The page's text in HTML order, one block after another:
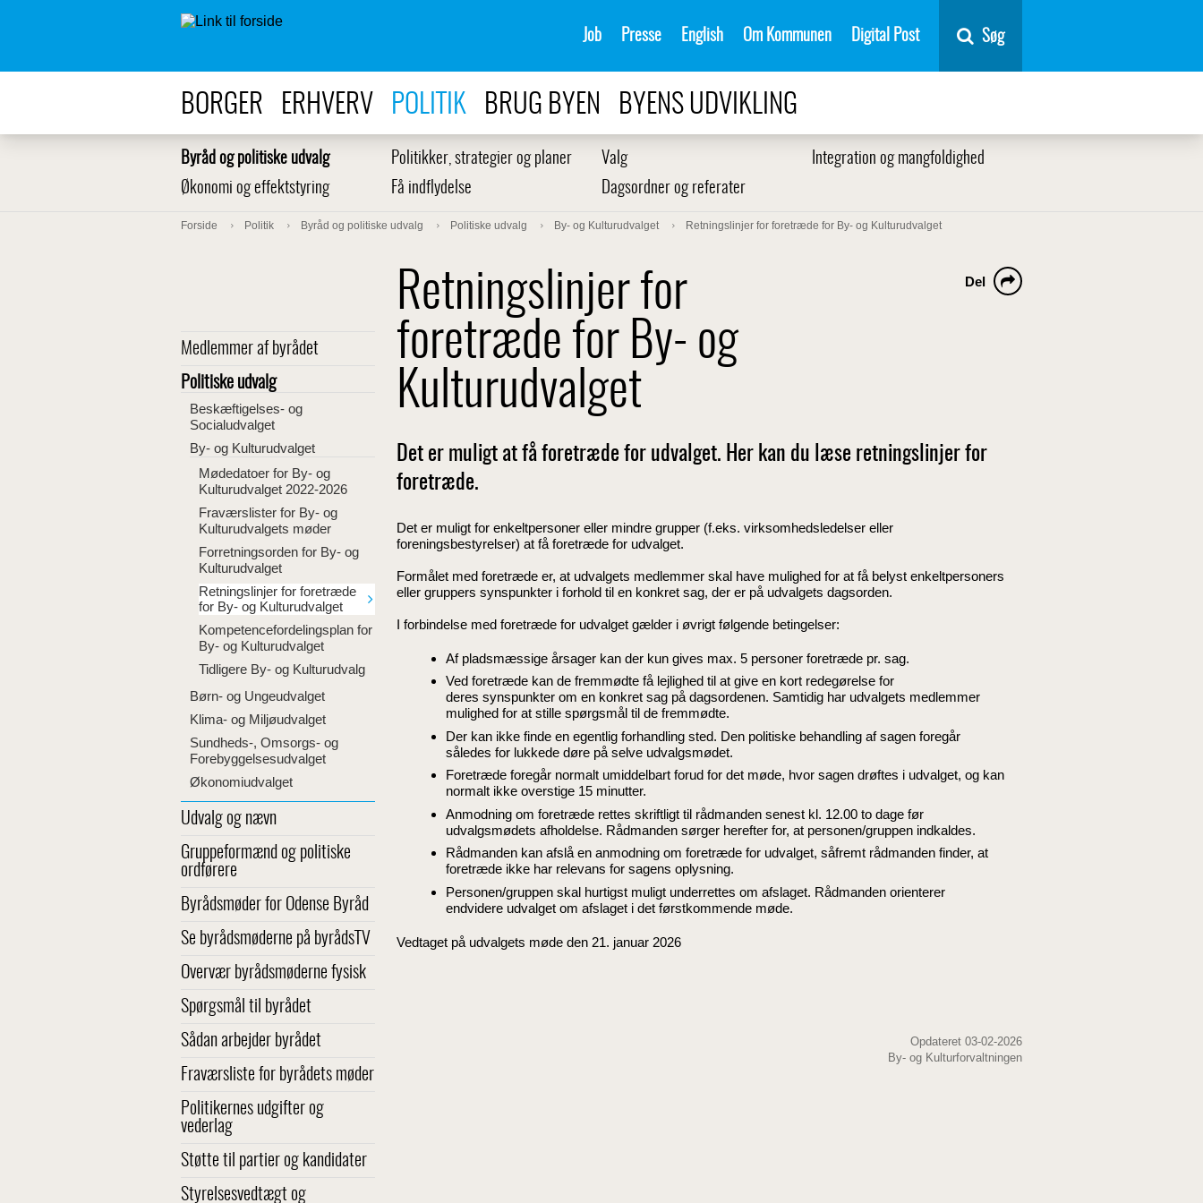
Job Presse English Om Kommunen Digital Post Søg
BORGER ERHVERV POLITIK BRUG BYEN BYENS UDVIKLING
Byråd og politiske udvalg Politikker, strategier og planer Valg
Integration og mangfoldighed
Økonomi og effektstyring
Få indflydelse Dagsordner og referater
Forside Politik Byråd og politiske udvalg Politiske udvalg By- og Kulturudvalget Retningslinjer for foretræde for By- og Kulturudvalget
Medlemmer af byrådet
Politiske udvalg
Beskæftigelses- og
Socialudvalget
By- og Kulturudvalget
Mødedatoer for By- og
Kulturudvalget 2022-2026
Fraværslister for By- og
Kulturudvalgets møder
Forretningsorden for By- og
Kulturudvalget
Retningslinjer for foretræde
for By- og Kulturudvalget
Kompetencefordelingsplan for
By- og Kulturudvalget
Tidligere By- og Kulturudvalg
Børn- og Ungeudvalget
Klima- og Miljøudvalget
Sundheds-, Omsorgs- og
Forebyggelsesudvalget
Økonomiudvalget
Udvalg og nævn
Gruppeformænd og politiske
ordførere
Byrådsmøder for Odense Byråd
Se byrådsmøderne på byrådsTV
Overvær byrådsmøderne fysisk
Spørgsmål til byrådet
Sådan arbejder byrådet
Fraværsliste for byrådets møder
Politikernes udgifter og
vederlag
Støtte til partier og kandidater
Styrelsesvedtægt og
Retningslinjer for
foretræde for By- og
Kulturudvalget
Del
Det er muligt at få foretræde for udvalget. Her kan du læse retningslinjer for
foretræde.
Det er muligt for enkeltpersoner eller mindre grupper (f.eks. virksomhedsledelser eller
foreningsbestyrelser) at få foretræde for udvalget.
Formålet med foretræde er, at udvalgets medlemmer skal have mulighed for at få belyst enkeltpersoners
eller gruppers synspunkter i forhold til en konkret sag, der er på udvalgets dagsorden.
I forbindelse med foretræde for udvalget gælder i øvrigt følgende betingelser:
Af pladsmæssige årsager kan der kun gives max. 5 personer foretræde pr. sag.
Ved foretræde kan de fremmødte få lejlighed til at give en kort redegørelse for
deres synspunkter om en konkret sag på dagsordenen. Samtidig har udvalgets medlemmer
mulighed for at stille spørgsmål til de fremmødte.
Der kan ikke finde en egentlig forhandling sted. Den politiske behandling af sagen foregår
således for lukkede døre på selve udvalgsmødet.
Foretræde foregår normalt umiddelbart forud for det møde, hvor sagen drøftes i udvalget, og kan
normalt ikke overstige 15 minutter.
Anmodning om foretræde rettes skriftligt til rådmanden senest kl. 12.00 to dage før
udvalgsmødets afholdelse. Rådmanden sørger herefter for, at personen/gruppen indkaldes.
Rådmanden kan afslå en anmodning om foretræde for udvalget, såfremt rådmanden finder, at
foretræde ikke har relevans for sagens oplysning.
Personen/gruppen skal hurtigst muligt underrettes om afslaget. Rådmanden orienterer
endvidere udvalget om afslaget i det førstkommende møde.
Vedtaget på udvalgets møde den 21. januar 2026
Opdateret 03-02-2026
By- og Kulturforvaltningen